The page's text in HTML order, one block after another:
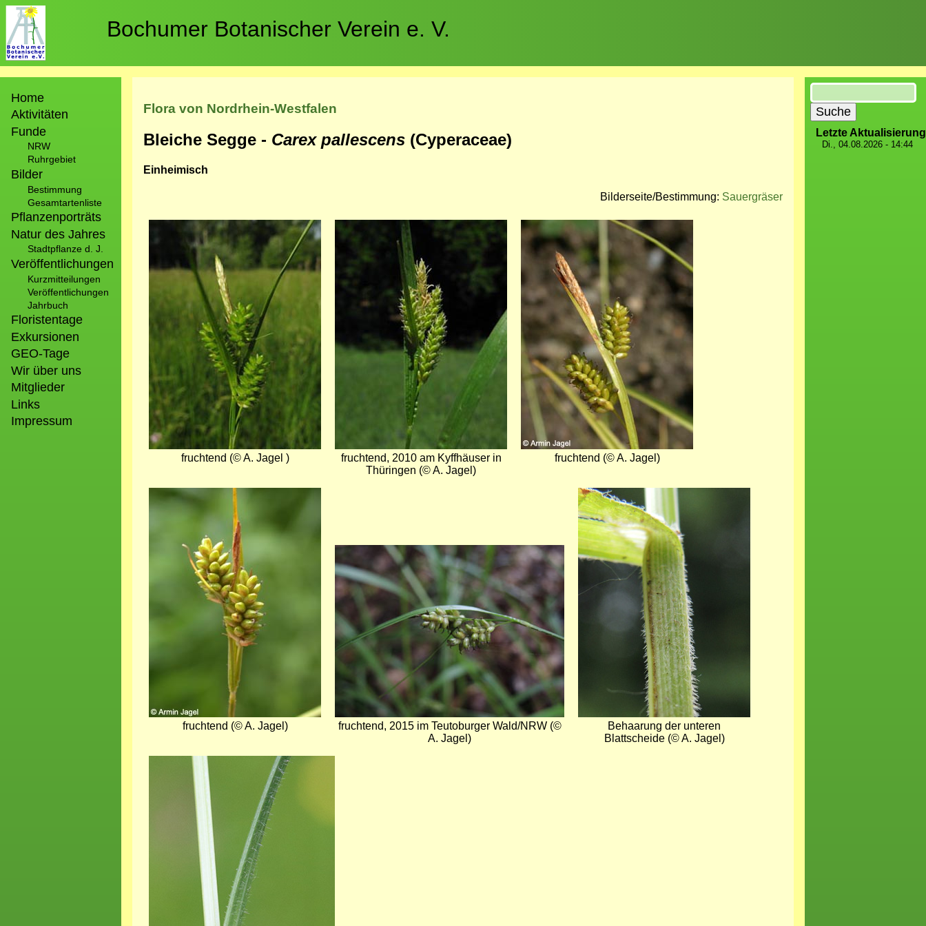
Direkt
zum
Inhalt
Bochumer Botanischer Verein e. V.
Home
Aktivitäten
Funde
NRW
Ruhrgebiet
Bilder
Bestimmung
Gesamtartenliste
Pflanzenporträts
Natur des Jahres
Stadtpflanze d. J.
Veröffentlichungen
Kurzmitteilungen
Veröffentlichungen
Jahrbuch
Floristentage
Exkursionen
GEO-Tage
Wir über uns
Mitglieder
Links
Impressum
Flora von Nordrhein-Westfalen
Bleiche Segge - Carex pallescens (Cyperaceae)
Einheimisch
Bilderseite/Bestimmung: Sauergräser
fruchtend (© A. Jagel )
Bild
fruchtend, 2010 am Kyffhäuser in
Thüringen (© A. Jagel)
Bild
fruchtend (© A. Jagel)
fruchtend (© A. Jagel)
Bild
fruchtend, 2015 im Teutoburger Wald/NRW (©
A. Jagel)
Bild
Behaarung der unteren
Blattscheide (© A. Jagel)
Suche
Letzte Aktualisierung
Di., 04.08.2026 - 14:44